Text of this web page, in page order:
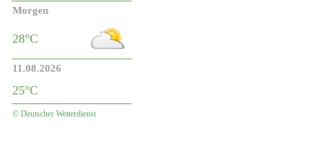
Morgen
28°C
11.08.2026
25°C
© Deutscher Wetterdienst